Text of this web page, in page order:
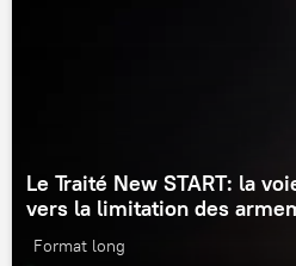
Le Traité New START: la
vers la limitation des
Format long